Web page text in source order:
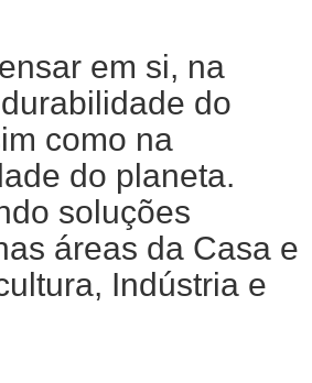
em si, na
do
como na
do planeta.
soluções
áreas da Casa e
Indústria e